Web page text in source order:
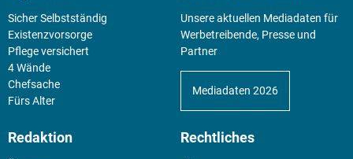
Sicher Selbstständig
Existenz­vorsorge
Pflege versichert
4 Wände
Chefsache
Fürs Alter
Unsere aktuellen Mediadaten für
Werbetreibende, Presse und
Partner
Mediadaten 2026
Redaktion Rechtliches